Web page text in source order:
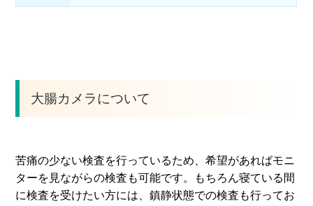
大腸カメラについて
苦痛の少ない検査を行っているため、希望があればモニ
ターを見ながらの検査も可能です。もちろん寝ている間
に検査を受けたい方には、鎮静状態での検査も行ってお